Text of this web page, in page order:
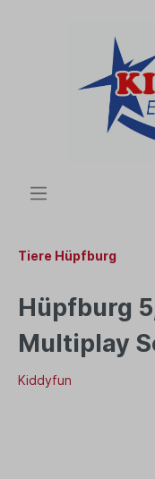
Tiere Hüpfburg
Hüpfburg
Multiplay
Kiddyfun